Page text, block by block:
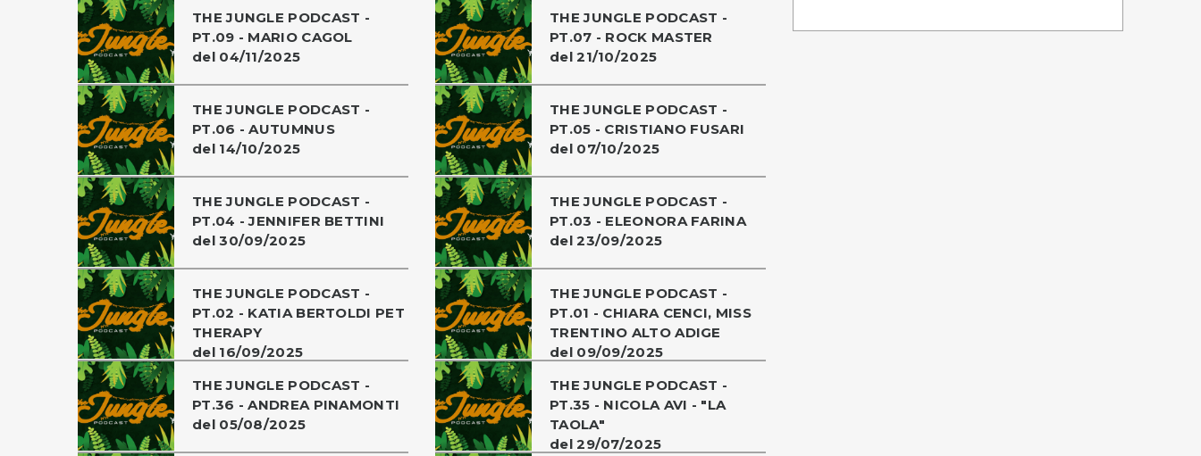
THE JUNGLE PODCAST -
PT.09 - MARIO CAGOL
del 04/11/2025
THE JUNGLE PODCAST -
PT.07 - ROCK MASTER
del 21/10/2025
THE JUNGLE PODCAST -
PT.06 - AUTUMNUS
del 14/10/2025
THE JUNGLE PODCAST -
PT.05 - CRISTIANO FUSARI
del 07/10/2025
THE JUNGLE PODCAST -
PT.04 - JENNIFER BETTINI
del 30/09/2025
THE JUNGLE PODCAST -
PT.03 - ELEONORA FARINA
del 23/09/2025
THE JUNGLE PODCAST -
PT.02 - KATIA BERTOLDI PET
THERAPY
del 16/09/2025
THE JUNGLE PODCAST -
PT.01 - CHIARA CENCI, MISS
TRENTINO ALTO ADIGE
del 09/09/2025
THE JUNGLE PODCAST -
PT.36 - ANDREA PINAMONTI
del 05/08/2025
THE JUNGLE PODCAST -
PT.35 - NICOLA AVI - "LA
TAOLA"
del 29/07/2025